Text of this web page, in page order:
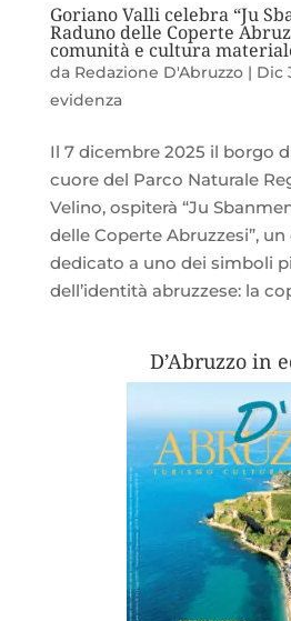
Goriano Valli celebra “Ju
Raduno delle Coperte
comunità e cultura
da Redazione D'Abruzzo| Dic
evidenza
Il 7 dicembre 2025 il borgo
cuore del Parco Naturale
Velino, ospiterà “Ju
delle Coperte Abruzzesi”,
dedicato a uno dei simboli
dell’identità abruzzese: la
D’Abruzzo in